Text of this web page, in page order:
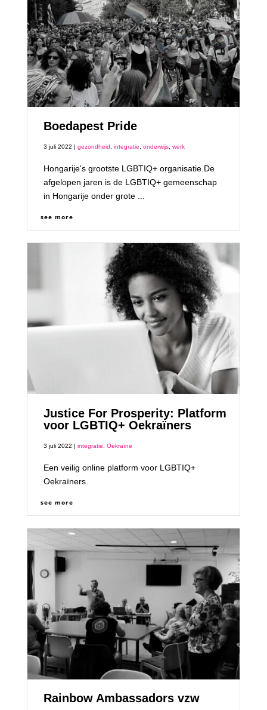
Boedapest Pride
3 juli 2022 | gezondheid integratie onderwijs, werk
Hongarije's grootste LGBTIQ+ organisatie.De
afgelopen jaren is de LGBTIQ+ gemeenschap
in Hongarije onder grote ...
see more
Justice For Prosperity: Platform
voor LGBTIQ+ Oekraïners
3 juli 2022 | integratie Oekraïne
Een veilig online platform voor LGBTIQ+
Oekraïners.
see more
Rainbow Ambassadors vzw